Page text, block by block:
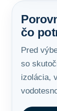
čo
Pred
so
izolácia,